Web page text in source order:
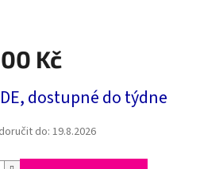
Kč
dostupné do týdne
do: 19.8.2026